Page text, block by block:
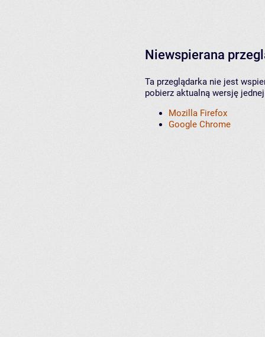
Niewspierana
Ta przeglądarka nie jest
pobierz aktualną wersję
Mozilla Firefox
Google Chrome